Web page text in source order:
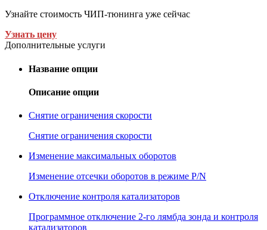
Узнайте стоимость ЧИП-тюнинга уже сейчас
Узнать цену
Дополнительные услуги
Название опции
Описание опции
Снятие ограничения скорости
Снятие ограничения скорости
Изменение максимальных оборотов
Изменение отсечки оборотов в режиме P/N
Отключение контроля катализаторов
Программное отключение 2-го лямбда зонда и контроля
катализаторов